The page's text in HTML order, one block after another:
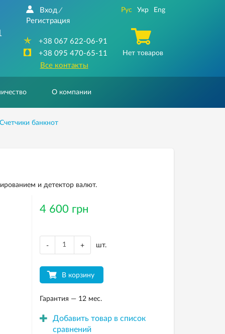
Вход /
Регистрация
+38 067 622-06-91
+38 095 470-65-11
Все контакты
Рус Укр Eng
Нет товаров
О компании
банкнот
и детектор валют.
4 600 грн
- + шт.
В корзину
Гарантия — 12 мес.
Добавить товар в список
сравнений